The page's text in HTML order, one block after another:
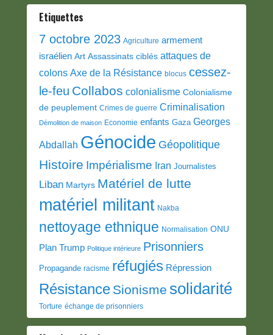
Etiquettes
7 octobre 2023 Agriculture armement
israélien Art Assassinats ciblés attaques de
colons Axe de la Résistance blocus cessez-
le-feu Collabos colonialisme Colonialisme
de peuplement Crimes de guerre Criminalisation
Démolition de maison Economie enfants Gaza Georges
Abdallah Génocide Géopolitique
Histoire Impérialisme Iran Journalistes
Liban Martyrs Matériel de lutte
matériel militant Nakba
nettoyage ethnique Normalisation ONU
Plan Trump Politique intérieure Prisonniers
Propagande racisme réfugiés Répression
Résistance Sionisme solidarité
Torture échange de prisonniers